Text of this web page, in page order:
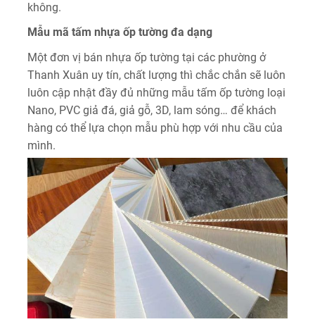
không.
Mẫu mã tấm nhựa ốp tường đa dạng
Một đơn vị bán nhựa ốp tường tại các phường ở
Thanh Xuân uy tín, chất lượng thì chắc chắn sẽ luôn
luôn cập nhật đầy đủ những mẫu tấm ốp tường loại
Nano, PVC giả đá, giả gỗ, 3D, lam sóng… để khách
hàng có thể lựa chọn mẫu phù hợp với nhu cầu của
mình.